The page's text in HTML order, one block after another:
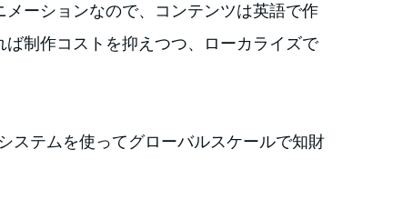
ーションなので、コンテンツは英語で作
制作コストを抑えつつ、ローカライズで
ステムを使ってグローバルスケールで知財